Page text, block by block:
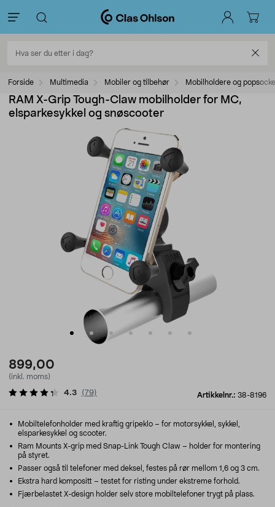
Forside Multimedia Mobiler og tilbehør Mobilholdere og
RAM X-Grip Tough-Claw mobilholder for MC,
elsparkesykkel og snøscooter
899,00
(inkl. moms)
Artikkelnr.: 38-8196
4.3 (79)
Mobiltelefonholder med kraftig gripeklo – for motorsykkel, sykkel,
elsparkesykkel og scooter.
Ram Mounts X-grip med Snap-Link Tough Claw – holder for montering
på styret.
Passer også til telefoner med deksel, festes på rør mellom 1,6 og 3 cm.
Ekstra hard kompositt – testet for risting under ekstreme forhold.
Fjærbelastet X-design holder selv store mobiltelefoner trygt på plass.